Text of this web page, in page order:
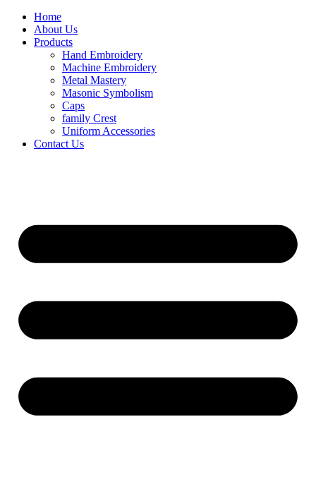
Home
About Us
Products
Hand Embroidery
Machine Embroidery
Metal Mastery
Masonic Symbolism
Caps
family Crest
Uniform Accessories
Contact Us